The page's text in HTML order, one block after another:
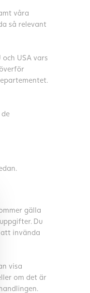
våra
så relevant
USA vars
gälla
Du
invända
visa
om det är